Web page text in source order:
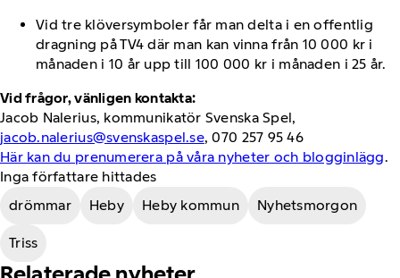
Vid tre klöversymboler får man delta i en offentlig
dragning på TV4 där man kan vinna från 10 000 kr i
månaden i 10 år upp till 100 000 kr i månaden i 25 år.
Vid frågor, vänligen kontakta:
Jacob Nalerius, kommunikatör Svenska Spel,
jacob.nalerius@svenskaspel.se, 070 257 95 46
Här kan du prenumerera på våra nyheter och blogginlägg.
Inga författare hittades
drömmar
Heby Heby kommun Nyhetsmorgon
Triss